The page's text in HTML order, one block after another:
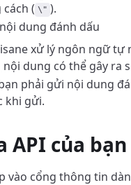
( \" ).
dung đánh dấu
xử lý ngôn ngữ tự
nội dung có thể gây ra
phải gửi nội dung
khi gửi.
API của bạn
vào cổng thông tin